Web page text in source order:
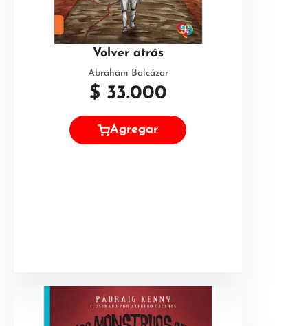
Volver atrás
Abraham Balcázar
$ 33.000
Agregar